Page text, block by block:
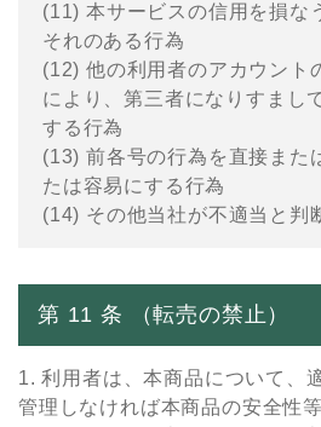
(11) 本サービスの信⽤を損な
それのある⾏為
(12) 他の利⽤者のアカウント
により、第三者になりすまし
する⾏為
(13) 前各号の⾏為を直接また
たは容易にする⾏為
(14) その他当社が不適当と判
第 11 条 （転売の禁⽌）
1. 利⽤者は、本商品について、
管理しなければ本商品の安全性